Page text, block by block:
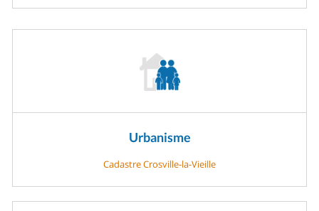
Urbanisme
Cadastre Crosville-la-Vieille